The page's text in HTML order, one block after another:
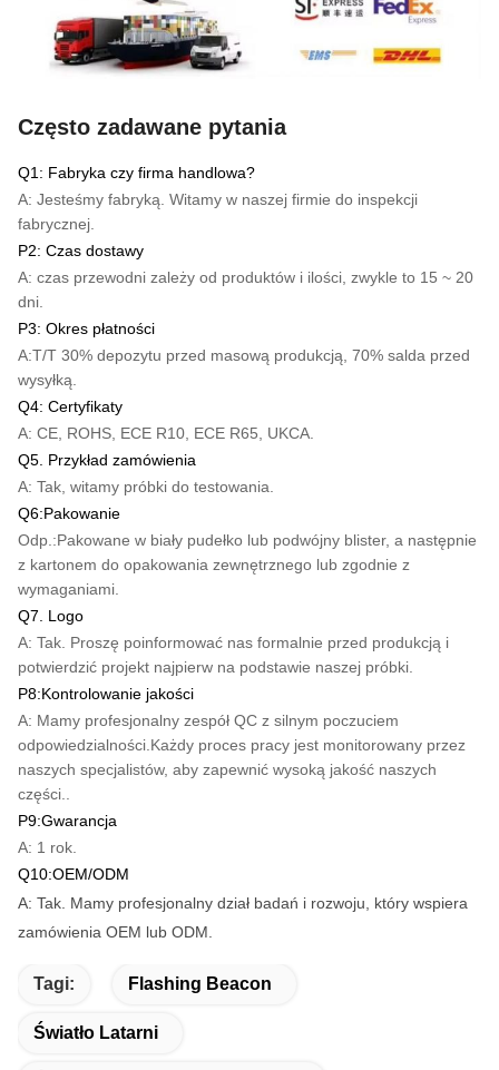
Często zadawane pytania
Q1: Fabryka czy firma handlowa?
A: Jesteśmy fabryką. Witamy w naszej firmie do inspekcji
fabrycznej.
P2: Czas dostawy
A: czas przewodni zależy od produktów i ilości, zwykle to 15 ~ 20
dni.
P3: Okres płatności
A:T/T 30% depozytu przed masową produkcją, 70% salda przed
wysyłką.
Q4: Certyfikaty
A: CE, ROHS, ECE R10, ECE R65, UKCA.
Q5. Przykład zamówienia
A: Tak, witamy próbki do testowania.
Q6:Pakowanie
Odp.:Pakowane w biały pudełko lub podwójny blister, a następnie
z kartonem do opakowania zewnętrznego lub zgodnie z
wymaganiami.
Q7. Logo
A: Tak. Proszę poinformować nas formalnie przed produkcją i
potwierdzić projekt najpierw na podstawie naszej próbki.
P8:Kontrolowanie jakości
A: Mamy profesjonalny zespół QC z silnym poczuciem
odpowiedzialności.Każdy proces pracy jest monitorowany przez
naszych specjalistów, aby zapewnić wysoką jakość naszych
części..
P9:Gwarancja
A: 1 rok.
Q10:OEM/ODM
A: Tak. Mamy profesjonalny dział badań i rozwoju, który wspiera
zamówienia OEM lub ODM.
Tagi: Flashing Beacon
Światło Latarni